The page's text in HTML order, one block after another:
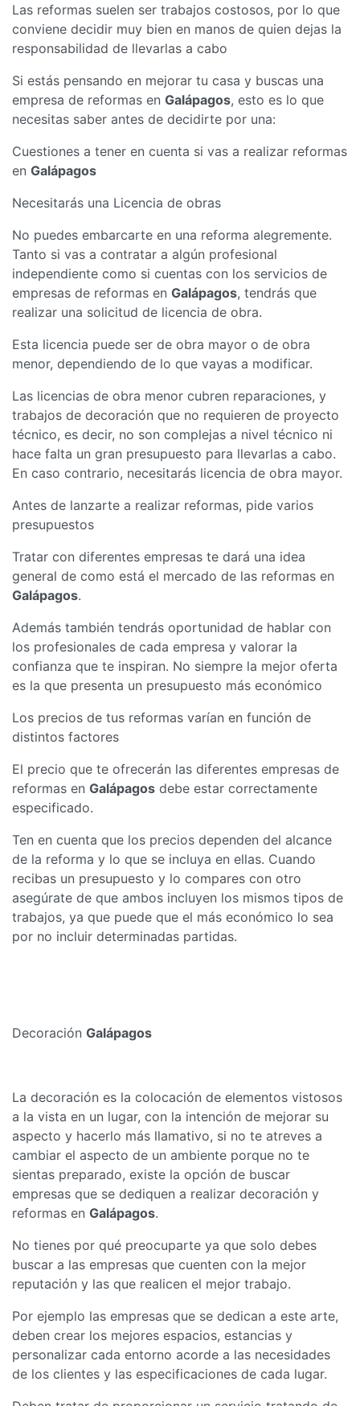
Las reformas suelen ser trabajos costosos, por lo que
conviene decidir muy bien en manos de quien dejas la
responsabilidad de llevarlas a cabo
Si estás pensando en mejorar tu casa y buscas una
empresa de reformas en Galápagos, esto es lo que
necesitas saber antes de decidirte por una:
Cuestiones a tener en cuenta si vas a realizar reformas
en Galápagos
Necesitarás una Licencia de obras
No puedes embarcarte en una reforma alegremente.
Tanto si vas a contratar a algún profesional
independiente como si cuentas con los servicios de
empresas de reformas en Galápagos, tendrás que
realizar una solicitud de licencia de obra.
Esta licencia puede ser de obra mayor o de obra
menor, dependiendo de lo que vayas a modificar.
Las licencias de obra menor cubren reparaciones, y
trabajos de decoración que no requieren de proyecto
técnico, es decir, no son complejas a nivel técnico ni
hace falta un gran presupuesto para llevarlas a cabo.
En caso contrario, necesitarás licencia de obra mayor.
Antes de lanzarte a realizar reformas, pide varios
presupuestos
Tratar con diferentes empresas te dará una idea
general de como está el mercado de las reformas en
Galápagos.
Además también tendrás oportunidad de hablar con
los profesionales de cada empresa y valorar la
confianza que te inspiran. No siempre la mejor oferta
es la que presenta un presupuesto más económico
Los precios de tus reformas varían en función de
distintos factores
El precio que te ofrecerán las diferentes empresas de
reformas en Galápagos debe estar correctamente
especificado.
Ten en cuenta que los precios dependen del alcance
de la reforma y lo que se incluya en ellas. Cuando
recibas un presupuesto y lo compares con otro
asegúrate de que ambos incluyen los mismos tipos de
trabajos, ya que puede que el más económico lo sea
por no incluir determinadas partidas.
Decoración Galápagos
La decoración es la colocación de elementos vistosos
a la vista en un lugar, con la intención de mejorar su
aspecto y hacerlo más llamativo, si no te atreves a
cambiar el aspecto de un ambiente porque no te
sientas preparado, existe la opción de buscar
empresas que se dediquen a realizar decoración y
reformas en Galápagos.
No tienes por qué preocuparte ya que solo debes
buscar a las empresas que cuenten con la mejor
reputación y las que realicen el mejor trabajo.
Por ejemplo las empresas que se dedican a este arte,
deben crear los mejores espacios, estancias y
personalizar cada entorno acorde a las necesidades
de los clientes y las especificaciones de cada lugar.